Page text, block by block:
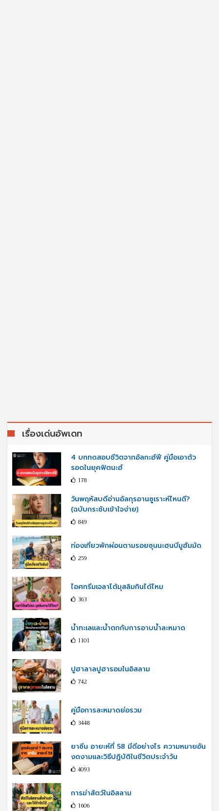
เรื่องเด่นอัพเดท
4 บททดสอบชีวิตจากอัลกะฮ์ฟี คู่มือเอาตัว
รอดในยุคฟิตนะฮ์
178
วันพฤหัสบดีอ่านอัลกุรอานซูเราะห์ไหนดี?
(ฉบับกระชับเข้าใจง่าย)
849
ท่องเที่ยวพักผ่อนตามรอยซุนนะฮฺนบีมูฮัมมัด
259
ไอศกรีมเจลาโต้มุสลิมกินได้ไหม
363
น้ำทะเลและน้ำตกกับการอาบน้ำละหมาด
1101
ปูฮาลาลปูฮารอมในอิสลาม
742
คู่มือการละหมาดย่อรวม
3448
ยาซีน อายะห์ที่ 58 มีดีอย่างไร ความหมายอัน
งดงามและวิธีปฏิบัติในชีวิตประจำวัน
4093
การฆ่าสัตว์ในอิสลาม
1606